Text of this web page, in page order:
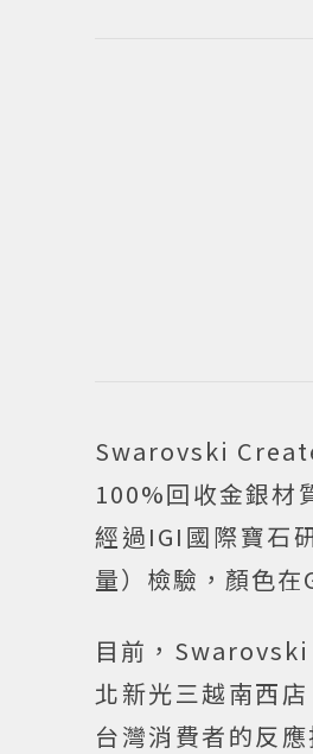
Swarovski
100%回收金銀材
經過IGI國際寶石
量）檢驗，顏色在
目前，
北新光三越南西
台灣消費者的反